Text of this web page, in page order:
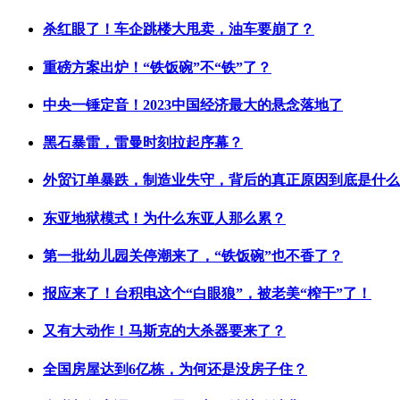
杀红眼了！车企跳楼大甩卖，油车要崩了？
重磅方案出炉！“铁饭碗”不“铁”了？
中央一锤定音！2023中国经济最大的悬念落地了
黑石暴雷，雷曼时刻拉起序幕？
外贸订单暴跌，制造业失守，背后的真正原因到底是什
东亚地狱模式！为什么东亚人那么累？
第一批幼儿园关停潮来了，“铁饭碗”也不香了？
报应来了！台积电这个“白眼狼”，被老美“榨干”了！
又有大动作！马斯克的大杀器要来了？
全国房屋达到6亿栋，为何还是没房子住？